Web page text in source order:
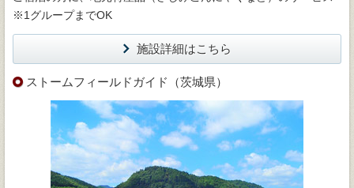
※1グループまでOK
施設詳細はこちら
ストームフィールドガイド（茨城県）